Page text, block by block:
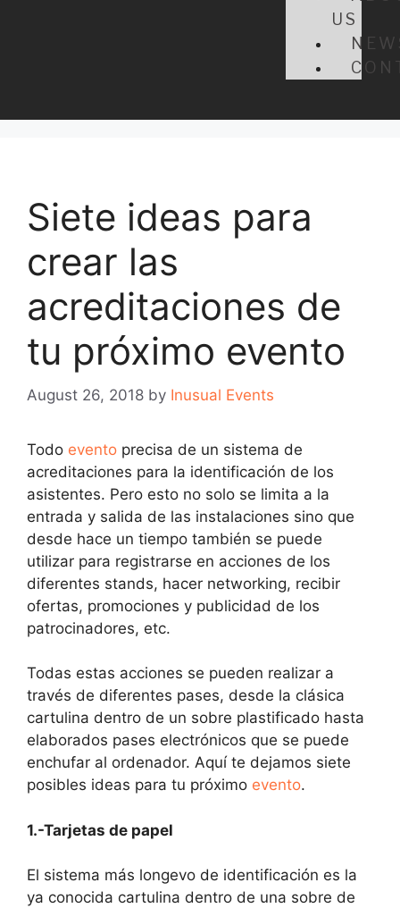
US
Siete ideas para
crear las
acreditaciones de
tu próximo evento
August 26, 2018 by Inusual Events
Todo evento precisa de un sistema de
acreditaciones para la identificación de los
asistentes. Pero esto no solo se limita a la
entrada y salida de las instalaciones sino que
desde hace un tiempo también se puede
utilizar para registrarse en acciones de los
diferentes stands, hacer networking, recibir
ofertas, promociones y publicidad de los
patrocinadores, etc.
Todas estas acciones se pueden realizar a
través de diferentes pases, desde la clásica
cartulina dentro de un sobre plastificado hasta
elaborados pases electrónicos que se puede
enchufar al ordenador. Aquí te dejamos siete
posibles ideas para tu próximo evento.
1.-Tarjetas de papel
El sistema más longevo de identificación es la
ya conocida cartulina dentro de una sobre de